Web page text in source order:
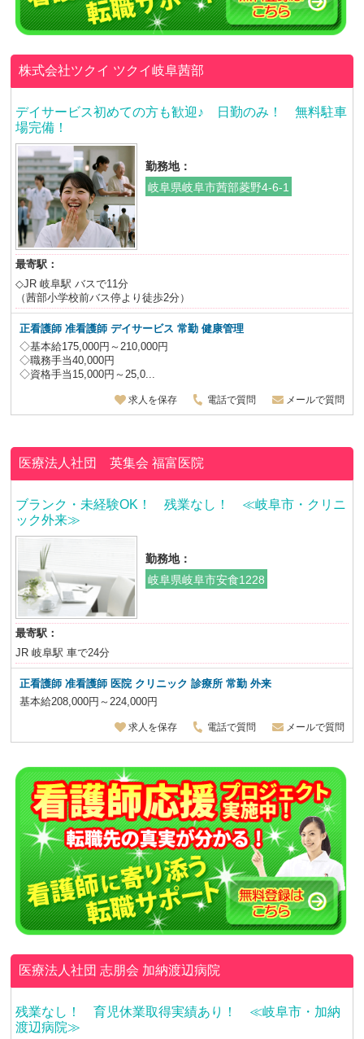
株式会社ツクイ ツクイ岐阜茜部
デイサービス初めての方も歓迎♪ 日勤のみ！ 無料駐車
場完備！
勤務地：
岐阜県岐阜市茜部菱野4-6-1
最寄駅：
◇JR 岐阜駅 バスで11分
（茜部小学校前バス停より徒歩2分）
正看護師 准看護師 デイサービス 常勤 健康管理
◇基本給175,000円～210,000円
◇職務手当40,000円
◇資格手当15,000円～25,0...
求人を保存 電話で質問 メールで質問
医療法人社団 英集会福富医院
ブランク・未経験OK！ 残業なし！ ≪岐阜市・クリニ
ック外来≫
勤務地：
岐阜県岐阜市安食1228
最寄駅：
JR 岐阜駅 車で24分
正看護師 准看護師 医院 クリニック 診療所 常勤 外来
基本給208,000円～224,000円
求人を保存 電話で質問 メールで質問
医療法人社団 志朋会 加納渡辺病院
残業なし！ 育児休業取得実績あり！ ≪岐阜市・加納
渡辺病院≫